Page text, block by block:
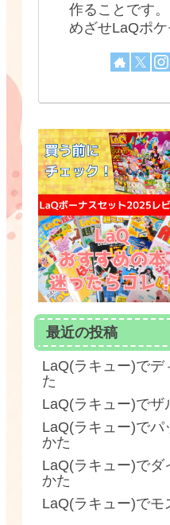
作ることです。
めざせLaQポケ
最近の投稿
LaQ(ラキュー)で
た
LaQ(ラキュー)でザ
LaQ(ラキュー)でパ
かた
LaQ(ラキュー)でダ
かた
LaQ(ラキュー)でモ